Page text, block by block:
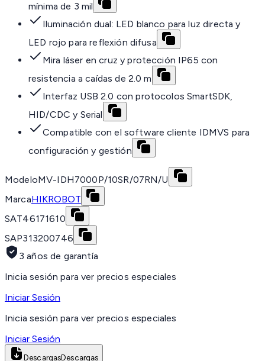
mínima de 3 mil
Iluminación dual: LED blanco para luz directa y
LED rojo para reflexión difusa
Mira láser en cruz y protección IP65 con
resistencia a caídas de 2.0 m
Interfaz USB 2.0 con protocolos SmartSDK,
HID/CDC y Serial
Compatible con el software cliente IDMVS para
configuración y gestión
ModeloMV-IDH7000P/10SR/07RN/U
MarcaHIKROBOT
SAT46171610
SAP313200746
3 años de garantía
Inicia sesión para ver precios especiales
Iniciar Sesión
Inicia sesión para ver precios especiales
Iniciar Sesión
DescargasDescargas